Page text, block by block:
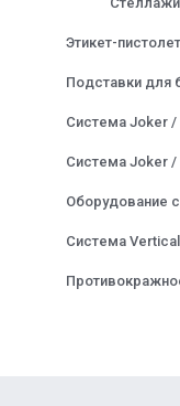
Этикет-
Подставки для
Система Joker /
Система Joker /
Оборудование
Система